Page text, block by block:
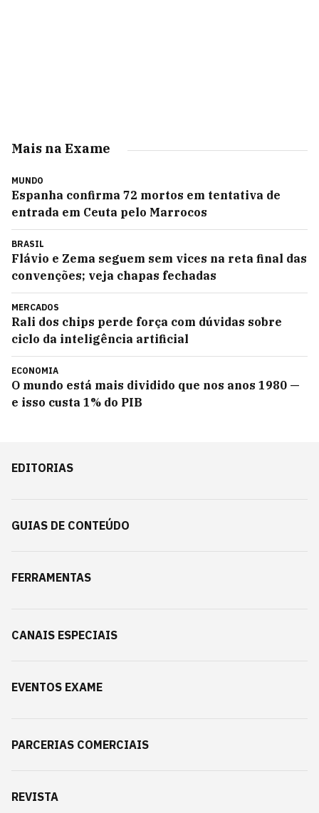
Mais na Exame
MUNDO
Espanha confirma 72 mortos em tentativa de
entrada em Ceuta pelo Marrocos
BRASIL
Flávio e Zema seguem sem vices na reta final das
convenções; veja chapas fechadas
MERCADOS
Rali dos chips perde força com dúvidas sobre
ciclo da inteligência artificial
ECONOMIA
O mundo está mais dividido que nos anos 1980 —
e isso custa 1% do PIB
EDITORIAS
GUIAS DE CONTEÚDO
FERRAMENTAS
CANAIS ESPECIAIS
EVENTOS EXAME
PARCERIAS COMERCIAIS
REVISTA